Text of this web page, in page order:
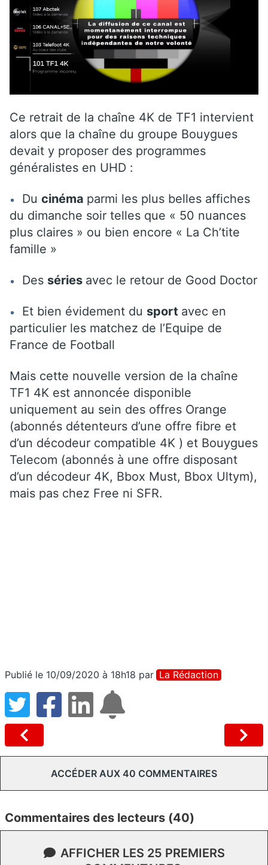
Ce retrait de la chaîne 4K de TF1 intervient
alors que la chaîne du groupe Bouygues
devait y proposer des programmes
généralistes en UHD :
Du cinéma parmi les plus belles affiches
du dimanche soir telles que « 50 nuances
plus claires » ou bien encore « La Ch’tite
famille »
Des séries avec le retour de Good Doctor
Et bien évidement du sport avec en
particulier les matchez de l’Equipe de
France de Football
Mais cette nouvelle version de la chaîne
TF1 4K est annoncée disponible
uniquement au sein des offres Orange
(abonnés détenteurs d’une offre fibre et
d’un décodeur compatible 4K ) et Bouygues
Telecom (abonnés à une offre disposant
d’un décodeur 4K, Bbox Must, Bbox Ultym),
mais pas chez Free ni SFR.
Publié le 10/09/2020 à 18h18 par La Rédaction
ACCÉDER AUX 40 COMMENTAIRES
Commentaires des lecteurs (40)
AFFICHER LES 25 PREMIERS